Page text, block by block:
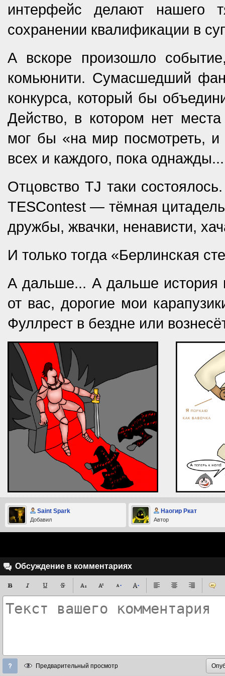
интерфейс делают нашего
сохранении квалификации в
А вскоре произошло
комьюнити. Сумасшедший
конкурса, который бы
Действо, в котором нет
мог бы «на мир посмотреть,
всех и каждого, пока однажды...
Отцовство TJ таки
TESContest — тёмная
дружбы, жвачки, ненависти,
И только тогда «Берлинская
А дальше... А дальше история
от вас, дорогие мои
Фуллрест в бездне или
Saint Spark
Добавил
Наогир Ркат
Автор
Обсуждение в комментариях
Предварительный просмотр